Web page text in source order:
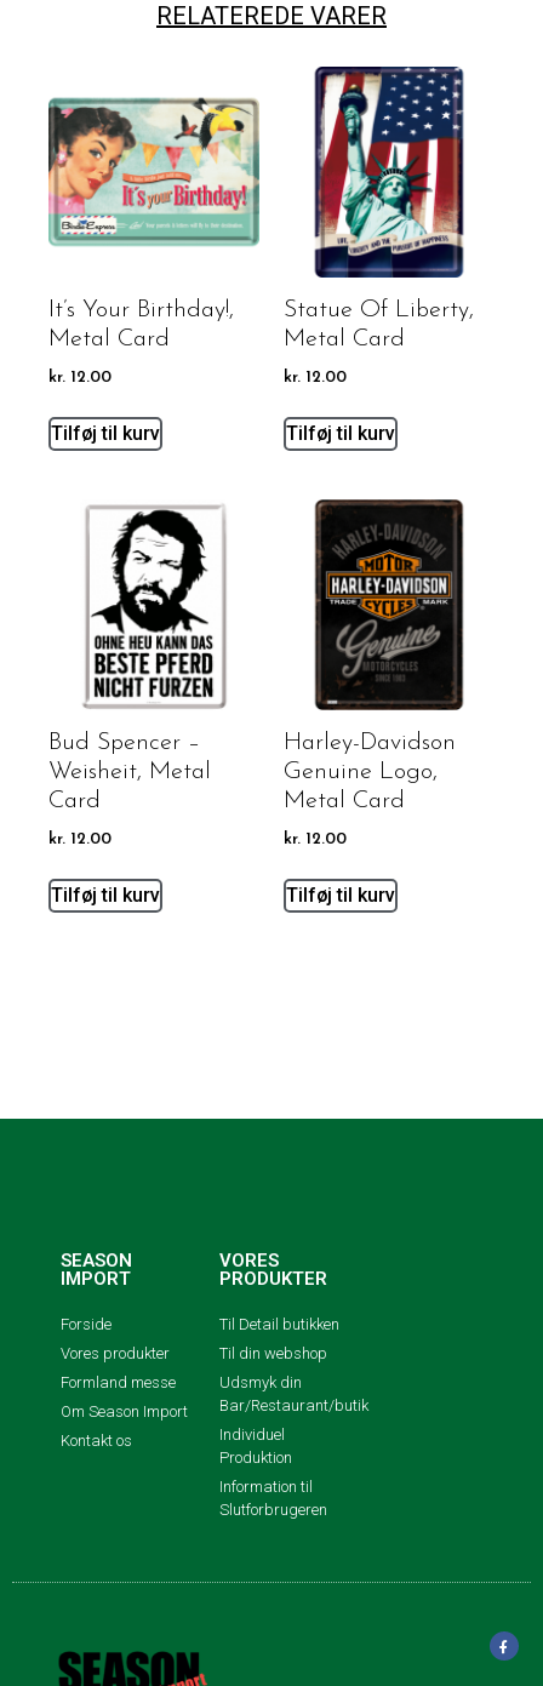
RELATEREDE VARER
It’s Your Birthday!,
Metal Card
kr. 12.00
Tilføj til kurv
Statue Of Liberty,
Metal Card
kr. 12.00
Tilføj til kurv
Bud Spencer –
Weisheit, Metal
Card
kr. 12.00
Tilføj til kurv
Harley-Davidson
Genuine Logo,
Metal Card
kr. 12.00
Tilføj til kurv
SEASON
IMPORT
Forside
Vores produkter
Formland messe
Om Season Import
Kontakt os
VORES
PRODUKTER
Til Detail butikken
Til din webshop
Udsmyk din
Bar/Restaurant/butik
Individuel
Produktion
Information til
Slutforbrugeren